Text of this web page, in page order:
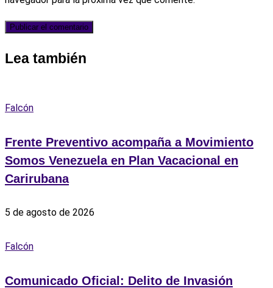
Lea también
Falcón
Frente Preventivo acompaña a Movimiento
Somos Venezuela en Plan Vacacional en
Carirubana
5 de agosto de 2026
Falcón
Comunicado Oficial: Delito de Invasión